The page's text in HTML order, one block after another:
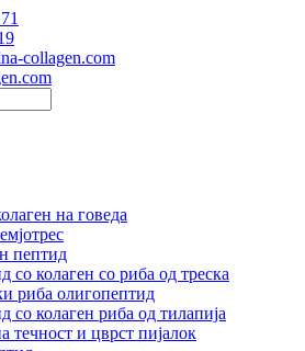
collagen.com
на говеда
пептид
со колаген со риба од треска
риба олигопептид
со колаген риба од тилапија
течност и цврст пијалок